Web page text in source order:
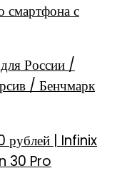
с
России /
/ Бенчмарк
рублей | Infinix
30 Pro